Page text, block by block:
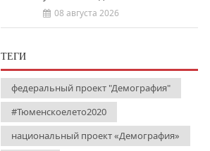
08 августа 2026
ТЕГИ
федеральный проект "Демография"
#Тюменскоелето2020
национальный проект «Демография»